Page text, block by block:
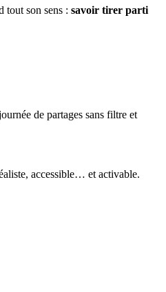
tout son sens : savoir tirer parti
de partages sans filtre et
accessible… et activable.